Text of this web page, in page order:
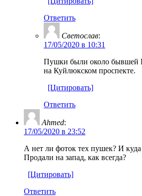
Ответить
Светослав:
17/05/2020 в 10:31
Пушки были около бывшей
на Куйлюкском проспекте.
[Цитировать]
Ответить
Ahmed:
17/05/2020 в 23:52
А нет ли фоток тех пушек? И
Продали на запад, как всегда?
[Цитировать]
Ответить